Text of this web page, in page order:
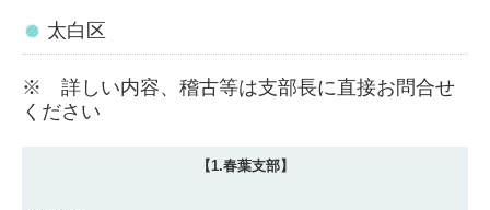
太白区
※ 詳しい内容、稽古等は支部長に直接お問合せ
ください
【1.春葉支部】